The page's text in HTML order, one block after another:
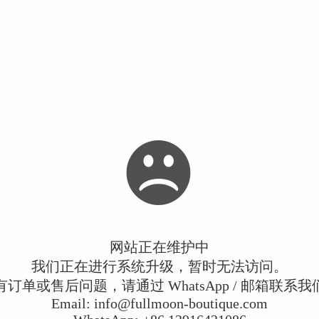
网站正在维护中
我们正在进行系统升级，暂时无法访问。
订单或售后问题，请通过 WhatsApp / 邮箱联系我
Email: info@fullmoon-boutique.com